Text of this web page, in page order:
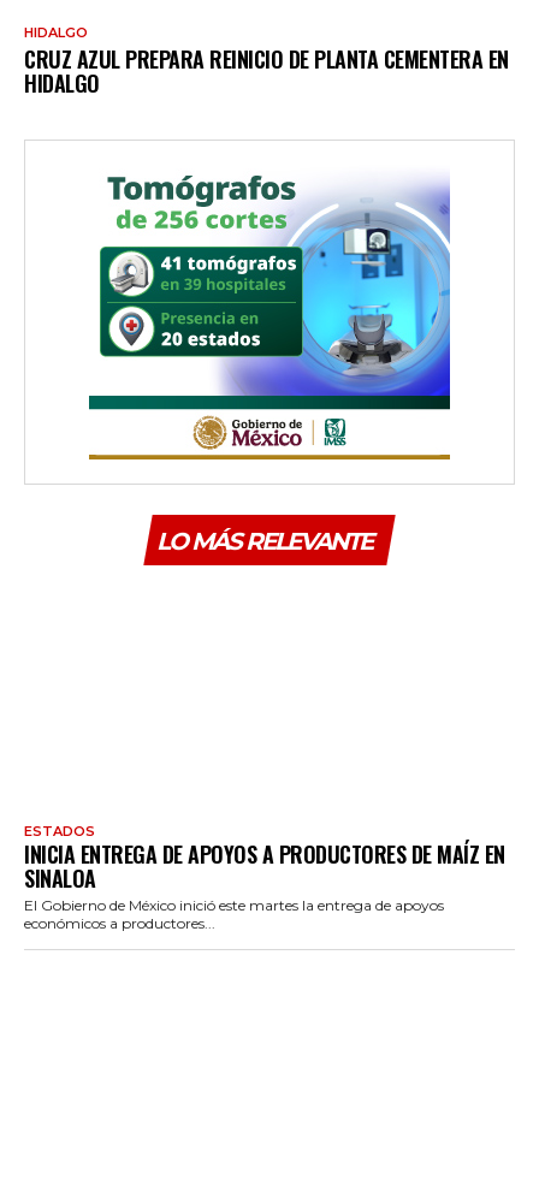
HIDALGO
CRUZ AZUL PREPARA REINICIO DE PLANTA CEMENTERA EN
HIDALGO
LO MÁS RELEVANTE
ESTADOS
INICIA ENTREGA DE APOYOS A PRODUCTORES DE MAÍZ EN
SINALOA
El Gobierno de México inició este martes la entrega de apoyos
económicos a productores...